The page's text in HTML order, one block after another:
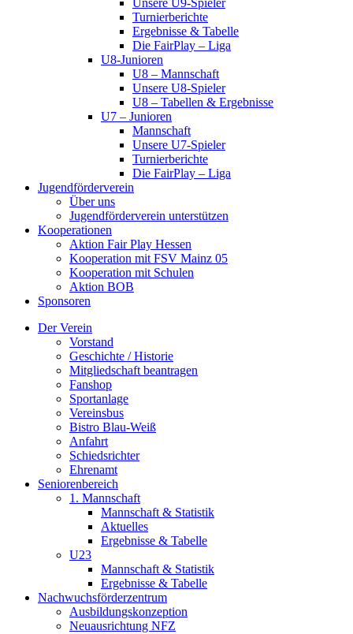
Unsere U9-Spieler
Turnierberichte
Ergebnisse & Tabelle
Die FairPlay – Liga
U8-Junioren
U8 – Mannschaft
Unsere U8-Spieler
U8 – Tabellen & Ergebnisse
U7 – Junioren
Mannschaft
Unsere U7-Spieler
Turnierberichte
Die FairPlay – Liga
Jugendförderverein
Über uns
Jugendförderverein unterstützen
Kooperationen
Aktion Fair Play Hessen
Kooperation mit FSV Mainz 05
Kooperation mit Schulen
Aktion BOB
Sponsoren
Der Verein
Vorstand
Geschichte / Historie
Mitgliedschaft beantragen
Fanshop
Sportanlage
Vereinsbus
Bistro Blau-Weiß
Anfahrt
Schiedsrichter
Ehrenamt
Seniorenbereich
1. Mannschaft
Mannschaft & Statistik
Aktuelles
Ergebnisse & Tabelle
U23
Mannschaft & Statistik
Ergebnisse & Tabelle
Nachwuchsförderzentrum
Ausbildungskonzeption
Neuausrichtung NFZ